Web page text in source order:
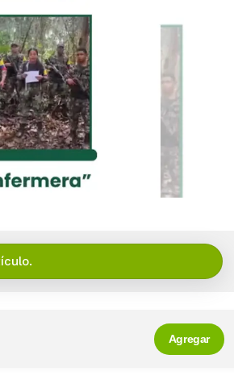
Agregar